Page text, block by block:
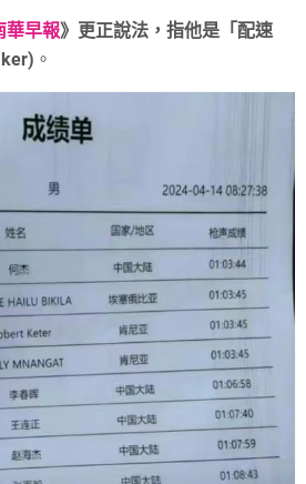
華早報》更正說法，指他是「配速
。